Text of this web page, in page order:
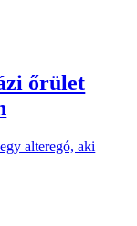
őrület
alteregó, aki